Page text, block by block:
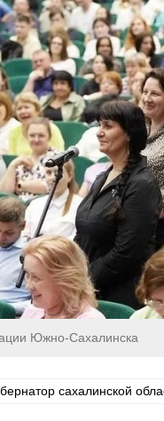
Южно-Сахалинска
сахалинской